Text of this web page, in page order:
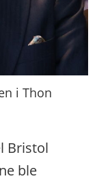
i Thon
Bristol
ble